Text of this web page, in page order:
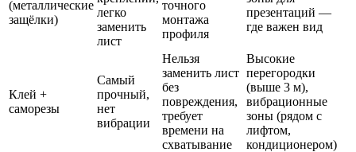
(металлические
защёлки)
легко
заменить
лист
точного
монтажа
профиля
презентаций —
где важен вид
Клей +
саморезы
Самый
прочный,
нет
вибрации
Нельзя
заменить лист
без
повреждения,
требует
времени на
схватывание
Высокие
перегородки
(выше 3 м),
вибрационные
зоны (рядом с
лифтом,
кондиционером)